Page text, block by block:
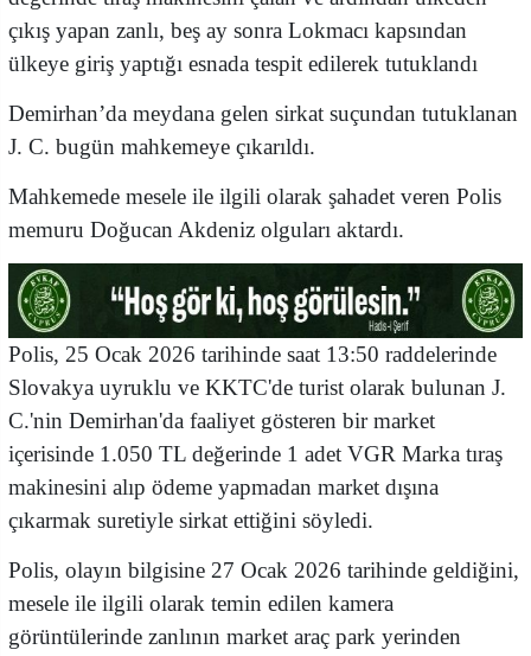
çıkış yapan zanlı, beş ay sonra Lokmacı kapsından
ülkeye giriş yaptığı esnada tespit edilerek tutuklandı
Demirhan’da meydana gelen sirkat suçundan tutuklanan
J. C. bugün mahkemeye çıkarıldı.
Mahkemede mesele ile ilgili olarak şahadet veren Polis
memuru Doğucan Akdeniz olguları aktardı.
Polis, 25 Ocak 2026 tarihinde saat 13:50 raddelerinde
Slovakya uyruklu ve KKTC'de turist olarak bulunan J.
C.'nin Demirhan'da faaliyet gösteren bir market
içerisinde 1.050 TL değerinde 1 adet VGR Marka tıraş
makinesini alıp ödeme yapmadan market dışına
çıkarmak suretiyle sirkat ettiğini söyledi.
Polis, olayın bilgisine 27 Ocak 2026 tarihinde geldiğini,
mesele ile ilgili olarak temin edilen kamera
görüntülerinde zanlının market araç park yerinden